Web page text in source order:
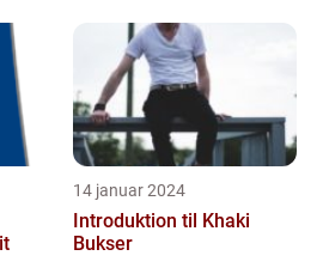
personlighed til en...
14 januar 2024
Introduktion til Khaki
Bukser